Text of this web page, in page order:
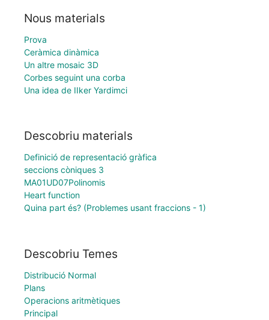
Nous materials
Prova
Ceràmica dinàmica
Un altre mosaic 3D
Corbes seguint una corba
Una idea de IIker Yardimci
Descobriu materials
Definició de representació gràfica
seccions còniques 3
MA01UD07Polinomis
Heart function
Quina part és? (Problemes usant fraccions - 1)
Descobriu Temes
Distribució Normal
Plans
Operacions aritmètiques
Principal